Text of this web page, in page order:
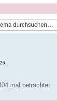
mal betrachtet